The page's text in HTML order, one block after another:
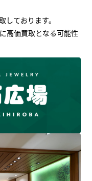
ております。
高価買取となる可能性